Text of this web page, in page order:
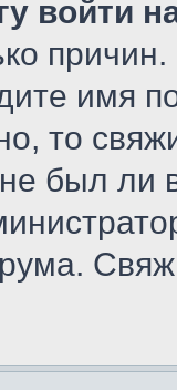
войти
имя
то
был ли